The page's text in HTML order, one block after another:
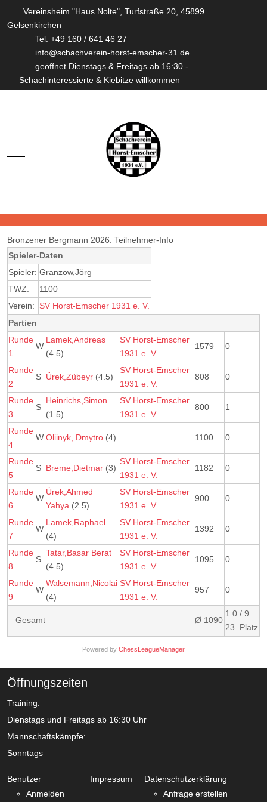
Vereinsheim "Haus Nolte", Turfstraße 20, 45899
Gelsenkirchen
Tel: +49 160 / 641 46 27
info@schachverein-horst-emscher-31.de
geöffnet Dienstags & Freitags ab 16:30 -
Schachinteressierte & Kiebitze willkommen
Mobile Menu Toggle
Bronzener Bergmann 2026: Teilnehmer-Info
Spieler-Daten
Spieler: Granzow,Jörg
TWZ:
1100
Verein:
SV Horst-Emscher 1931 e. V.
Partien
Runde
1
W
Lamek,Andreas
(4.5)
SV Horst-Emscher
1931 e. V.
1579 0
Runde
2
S Ürek,Zübeyr (4.5)
SV Horst-Emscher
1931 e. V.
808 0
Runde
3
S
Heinrichs,Simon
(1.5)
SV Horst-Emscher
1931 e. V.
800 1
Runde
4
W Oliinyk, Dmytro (4) 1100 0
Runde
5
S Breme,Dietmar (3)
SV Horst-Emscher
1931 e. V.
1182 0
Runde
6
W
Ürek,Ahmed
Yahya (2.5)
SV Horst-Emscher
1931 e. V.
900 0
Runde
7
W
Lamek,Raphael
(4)
SV Horst-Emscher
1931 e. V.
1392 0
Runde
8
S
Tatar,Basar Berat
(4.5)
SV Horst-Emscher
1931 e. V.
1095 0
Runde
9
W
Walsemann,Nicolai
(4)
SV Horst-Emscher
1931 e. V.
957 0
Gesamt Ø 1090
1.0 / 9
23. Platz
Powered by ChessLeagueManager
Öffnungszeiten
Training:
Dienstags und Freitags ab 16:30 Uhr
Mannschaftskämpfe:
Sonntags
Benutzer
Anmelden
Impressum
Datenschutzerklärung
Anfrage erstellen